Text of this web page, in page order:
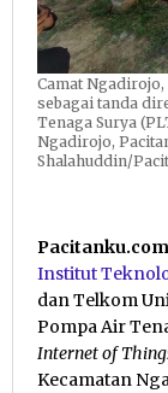
Camat Ngadirojo,
sebagai tanda
Tenaga Surya
Ngadirojo,
Shalahuddin/
Institut
dan Telkom
Pompa Air
Internet of
Kecamatan